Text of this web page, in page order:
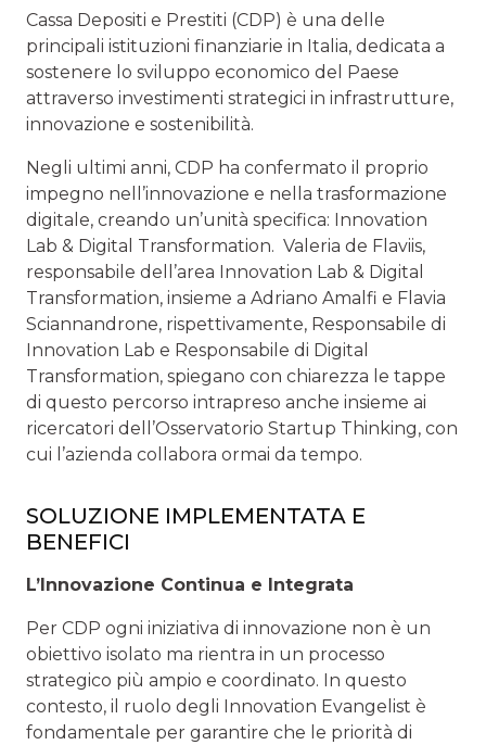
Cassa Depositi e Prestiti (CDP) è una delle
principali istituzioni finanziarie in Italia, dedicata a
sostenere lo sviluppo economico del Paese
attraverso investimenti strategici in infrastrutture,
innovazione e sostenibilità.
Negli ultimi anni, CDP ha confermato il proprio
impegno nell’innovazione e nella trasformazione
digitale, creando un’unità specifica: Innovation
Lab & Digital Transformation. Valeria de Flaviis,
responsabile dell’area Innovation Lab & Digital
Transformation, insieme a Adriano Amalfi e Flavia
Sciannandrone, rispettivamente, Responsabile di
Innovation Lab e Responsabile di Digital
Transformation, spiegano con chiarezza le tappe
di questo percorso intrapreso anche insieme ai
ricercatori dell’Osservatorio Startup Thinking, con
cui l’azienda collabora ormai da tempo.
SOLUZIONE IMPLEMENTATA E
BENEFICI
L’Innovazione Continua e Integrata
Per CDP ogni iniziativa di innovazione non è un
obiettivo isolato ma rientra in un processo
strategico più ampio e coordinato. In questo
contesto, il ruolo degli Innovation Evangelist è
fondamentale per garantire che le priorità di